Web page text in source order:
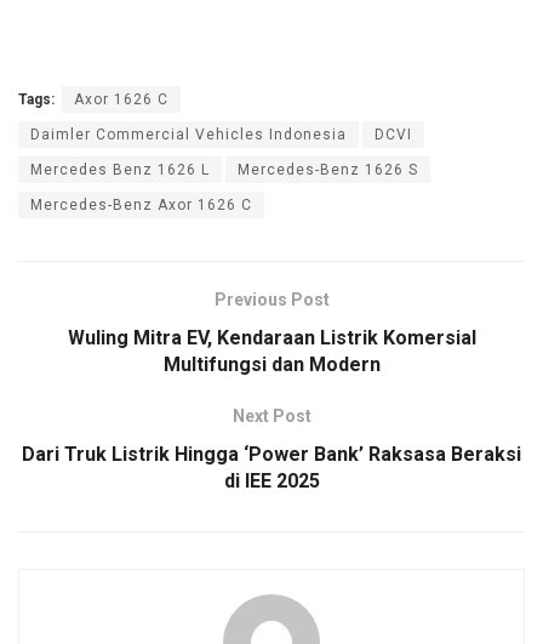
Tags: Axor 1626 C
Daimler Commercial Vehicles Indonesia DCVI
Mercedes Benz 1626 L Mercedes-Benz 1626 S
Mercedes-Benz Axor 1626 C
Previous Post
Wuling Mitra EV, Kendaraan Listrik Komersial
Multifungsi dan Modern
Next Post
Dari Truk Listrik Hingga ‘Power Bank’ Raksasa Beraksi
di IEE 2025